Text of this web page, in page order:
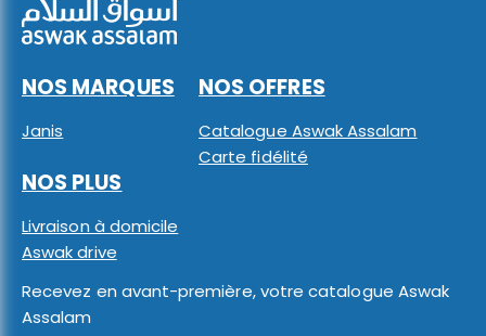
NOS MARQUES
Janis
NOS OFFRES
Catalogue Aswak Assalam
Carte fidélité
NOS PLUS
Livraison à domicile
Aswak drive
Recevez en avant-première, votre catalogue Aswak
Assalam